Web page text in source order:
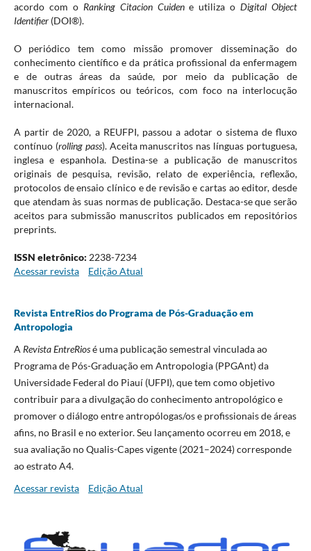
acordo com o Ranking Citacion Cuidene utiliza oDigital Object
Identifier(DOI®).
O periódico tem como missão promover disseminação do
conhecimento científico e da prática profissional da enfermagem
e de outras áreas da saúde, por meio da publicação de
manuscritos empíricos ou teóricos, com foco na interlocução
internacional.
A partir de 2020, a REUFPI, passou a adotar o sistema de fluxo
contínuo (rolling pass). Aceita manuscritos nas línguas portuguesa,
inglesa e espanhola. Destina-se a publicação de manuscritos
originais de pesquisa, revisão, relato de experiência, reflexão,
protocolos de ensaio clínico e de revisão e cartas ao editor, desde
que atendam às suas normas de publicação. Destaca-se que serão
aceitos para submissão manuscritos publicados em repositórios
preprints.
ISSN eletrônico: 2238-7234
Acessar revista
Edição Atual
Revista EntreRios do Programa de Pós-Graduação em
Antropologia
ARevista EntreRiosé uma publicação semestral vinculada ao
Programa de Pós-Graduação em Antropologia (PPGAnt) da
Universidade Federal do Piauí (UFPI), que tem como objetivo
contribuir para a divulgação do conhecimento antropológico e
promover o diálogo entre antropólogas/os e profissionais de áreas
afins, no Brasil e no exterior. Seu lançamento ocorreu em 2018, e
sua avaliação no Qualis-Capes vigente (2021–2024) corresponde
ao estrato A4.
Acessar revista
Edição Atual